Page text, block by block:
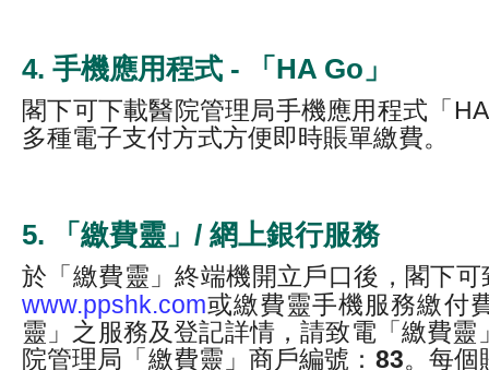
4. 手機應用程式 - 「HA Go」
閣下可下載醫院管理局手機應用程式「
多種電子支付方式方便即時賬單繳費。
5. 「繳費靈」/ 網上銀行服務
於「繳費靈」終端機開立戶口後，閣下
www.ppshk.com或繳費靈手機服務繳付
靈」之服務及登記詳情，請致電「繳費
院管理局「繳費靈」商戶編號： 83。每個